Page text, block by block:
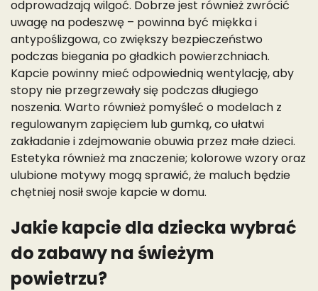
odprowadzają wilgoć. Dobrze jest również zwrócić
uwagę na podeszwę – powinna być miękka i
antypoślizgowa, co zwiększy bezpieczeństwo
podczas biegania po gładkich powierzchniach.
Kapcie powinny mieć odpowiednią wentylację, aby
stopy nie przegrzewały się podczas długiego
noszenia. Warto również pomyśleć o modelach z
regulowanym zapięciem lub gumką, co ułatwi
zakładanie i zdejmowanie obuwia przez małe dzieci.
Estetyka również ma znaczenie; kolorowe wzory oraz
ulubione motywy mogą sprawić, że maluch będzie
chętniej nosił swoje kapcie w domu.
Jakie kapcie dla dziecka wybrać
do zabawy na świeżym
powietrzu?